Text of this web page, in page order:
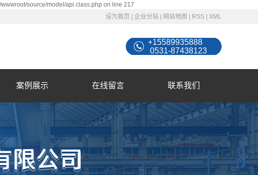
source/model/api.class.php on line 217
设为首页
企业分站 网站地图 RSS XML
+15589935888
0531-87438123
案例展示 在线留言 联系我们